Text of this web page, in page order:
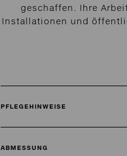
geschaffen. Ihre
Installationen und
PFLEGEHINWEISE
ABMESSUNG